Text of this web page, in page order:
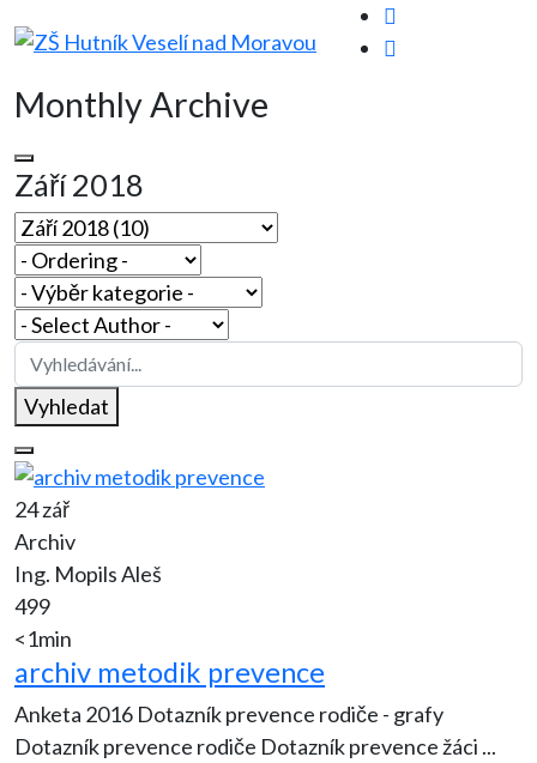
Monthly Archive
Září 2018
Vyhledat
24 zář
Archiv
Ing. Mopils Aleš
499
<1min
archiv metodik prevence
Anketa 2016 Dotazník prevence rodiče - grafy
Dotazník prevence rodiče Dotazník prevence žáci ...